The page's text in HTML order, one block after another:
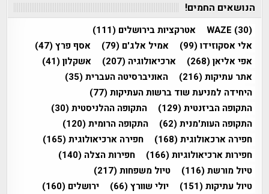
הנושאים החמים!
WAZE (30) אטרקציות בירושלים (111)
אלי אסקוזידו(99) אמיל אלג'ם (79) אסף פרץ(47)
אפי אליאן(268) ארכיאולוגיה (207) אשקלון(41)
אתר עתיקות(216) האוניברסיטה העברית(35)
היחידה למניעת שוד ברשות העתיקות(77)
התקופה הביזנטית(129) התקופה ההלניסטית(30)
התקופה העות'מנית(62) התקופה הרומית(120)
חפירה ארכאולוגית(168) חפירה ארכיאולוגית(165)
חפירות ארכיאולוגיות(166) חפירות הצלה (140)
טיול מורשת(116) טיול משפחות(217)
טיול עתיקות(151) יולי שוורץ(66) ירושלים (160)